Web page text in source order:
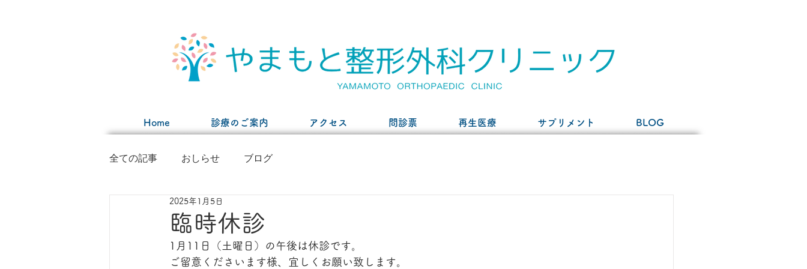
全ての記事 おしらせ ブログ
臨時休診
2025年1月5日
1月11日（土曜日）の午後は休診です。
ご留意くださいます様、宜しくお願い致します。
Home 診療のご案内 アクセス 問診票 再生医療 サプリメント BLOG